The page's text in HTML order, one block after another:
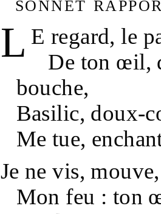
L Eregard, le
De ton œil,
bouche,
Basilic, doux-
Me tue,
Je ne vis,
Mon feu : ton